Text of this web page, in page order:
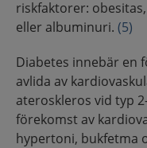
riskfaktorer:
eller albuminuri. (5)
Diabetes innebär en
avlida av
ateroskleros vid typ
förekomst av
hypertoni, bukfetma